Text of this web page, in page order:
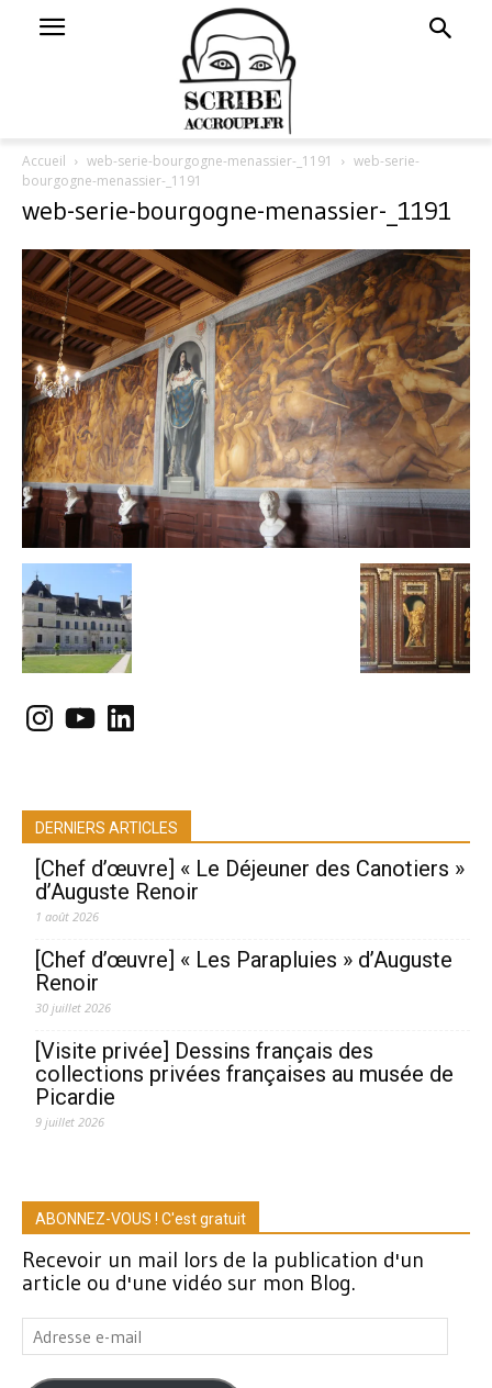
Accueil web-serie-bourgogne-menassier-_1191
web-serie-
bourgogne-menassier-_1191
web-serie-bourgogne-menassier-_1191
Instagram
YouTubeLinkedIn
DERNIERS ARTICLES
[Chef d’œuvre] « Le Déjeuner des Canotiers »
d’Auguste Renoir
1 août 2026
[Chef d’œuvre] « Les Parapluies » d’Auguste
Renoir
30 juillet 2026
[Visite privée] Dessins français des
collections privées françaises au musée de
Picardie
9 juillet 2026
ABONNEZ-VOUS ! C'est gratuit
Recevoir un mail lors de la publication d'un
article ou d'une vidéo sur mon Blog.
Adresse
e-
mail